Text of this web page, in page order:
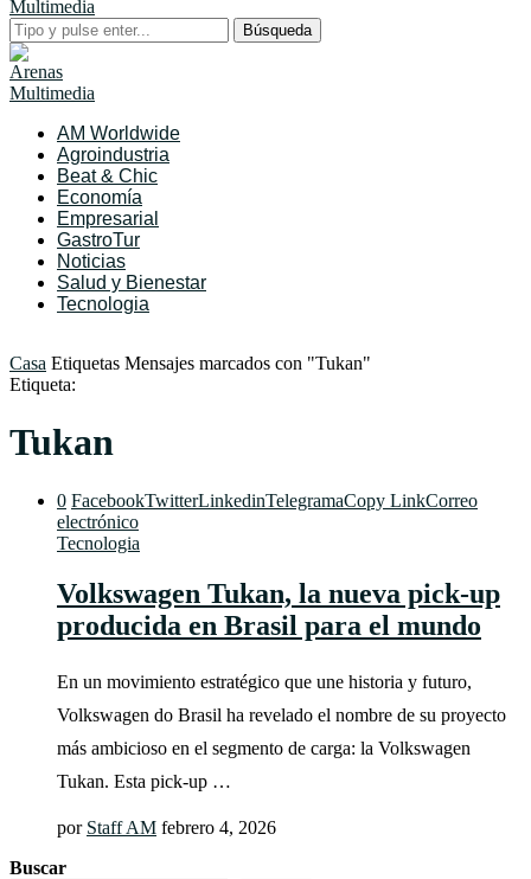
Búsqueda
AM Worldwide
Agroindustria
Beat & Chic
Economía
Empresarial
GastroTur
Noticias
Salud y Bienestar
Tecnologia
Casa Etiquetas Mensajes marcados con "Tukan"
Etiqueta:
Tukan
0 FacebookTwitterLinkedinTelegramaCopy LinkCorreo
electrónico
Tecnologia
Volkswagen Tukan, la nueva pick-up
producida en Brasil para el mundo
En un movimiento estratégico que une historia y futuro,
Volkswagen do Brasil ha revelado el nombre de su proyecto
más ambicioso en el segmento de carga: la Volkswagen
Tukan. Esta pick-up …
por Staff AM febrero 4, 2026
Buscar